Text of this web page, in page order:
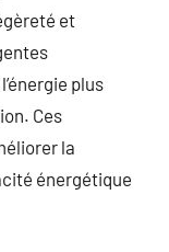
et
plus
Ces
la
énergétique